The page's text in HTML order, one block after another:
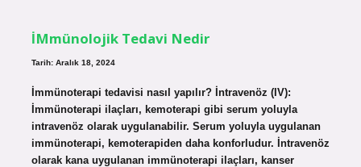
İMmünolojik Tedavi Nedir
Tarih: Aralık 18, 2024
İmmünoterapi tedavisi nasıl yapılır? İntravenöz (IV):
İmmünoterapi ilaçları, kemoterapi gibi serum yoluyla
intravenöz olarak uygulanabilir. Serum yoluyla uygulanan
immünoterapi, kemoterapiden daha konforludur. İntravenöz
olarak kana uygulanan immünoterapi ilaçları, kanser